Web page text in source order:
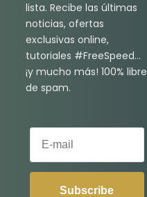
lista. Recibe las últimas
noticias, ofertas
exclusivas online,
tutoriales #FreeSpeed…
¡y mucho más! 100% libre
de spam.
E-mail
Subscribe